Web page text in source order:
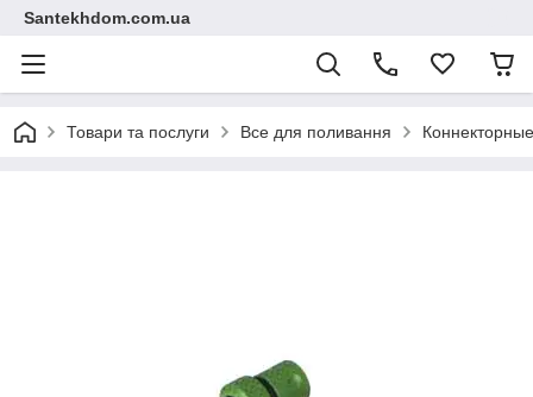
Santekhdom.com.ua
Товари та послуги Все для поливання